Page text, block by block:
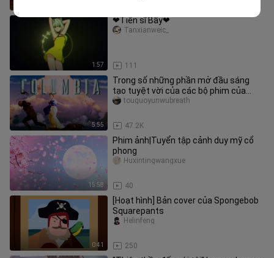
1:57
❤Tiến sĩ Bẫy❤
111
Tanxianweic_
5:55
Trong số những phần mở đầu sáng
tạo tuyệt vời của các bộ phim của
Columbia, bạn yêu thích bộ phim nà
47.2K
touguoyunwubreath
15:58
Phim ảnh|Tuyển tập cảnh duy mỹ cổ
phong
40
Huxintingwangxue
0:41
[Hoạt hình] Bản cover của Spongebob
Squarepants
250
Helinfeng